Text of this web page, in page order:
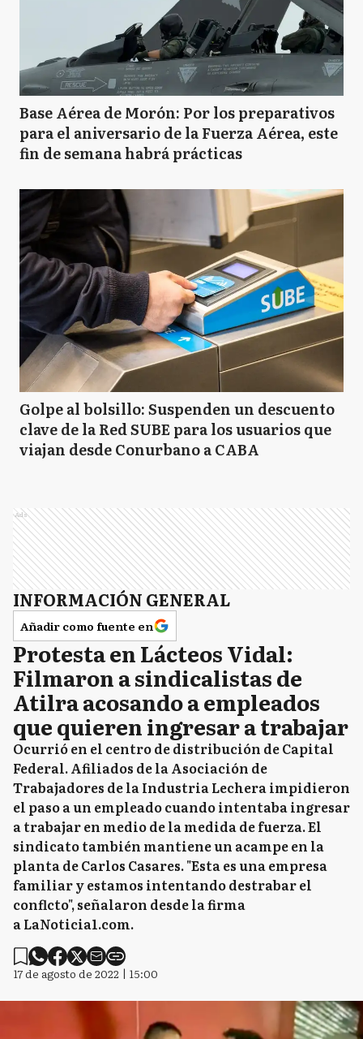
Base Aérea de Morón: Por los preparativos
para el aniversario de la Fuerza Aérea, este
fin de semana habrá prácticas
Golpe al bolsillo: Suspenden un descuento
clave de la Red SUBE para los usuarios que
viajan desde Conurbano a CABA
Ads
INFORMACIÓN GENERAL
Añadir como fuente en
Protesta en Lácteos Vidal:
Filmaron a sindicalistas de
Atilra acosando a empleados
que quieren ingresar a trabajar
Ocurrió en el centro de distribución de Capital
Federal. Afiliados de la Asociación de
Trabajadores de la Industria Lechera impidieron
el paso a un empleado cuando intentaba ingresar
a trabajar en medio de la medida de fuerza. El
sindicato también mantiene un acampe en la
planta de Carlos Casares. "Esta es una empresa
familiar y estamos intentando destrabar el
conflcto", señalaron desde la firma
a LaNoticia1.com.
17 de agosto de 2022 | 15:00